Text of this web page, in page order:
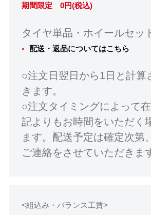
期間限定 0円(税込)
タイヤ単品・ホイールセッ
配送・返品についてはこちら
○注文日翌日から1日と計算
きます。
○注文タイミングによって
記よりもお時間をいただく
ます。配送予定は確定次第
ご連絡をさせていただきま
<組込み・バランス工賃>